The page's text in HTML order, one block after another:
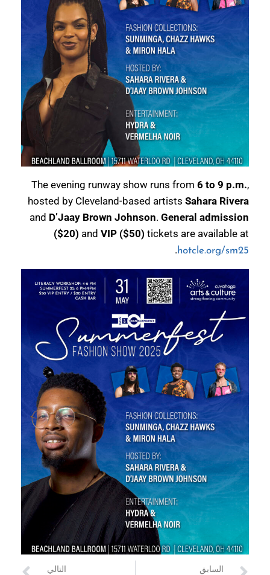
The evening runway show runs from 6 to 9 p.m.,
hosted by Cleveland-based artists Sahara Rivera
and D’Jaay Brown Johnson. General admission
($20) and VIP ($50) tickets are available at
hotcle.org/sm25
.
السابق التالي